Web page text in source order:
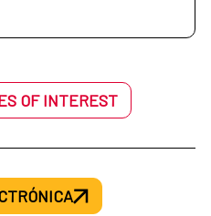
OF INTEREST